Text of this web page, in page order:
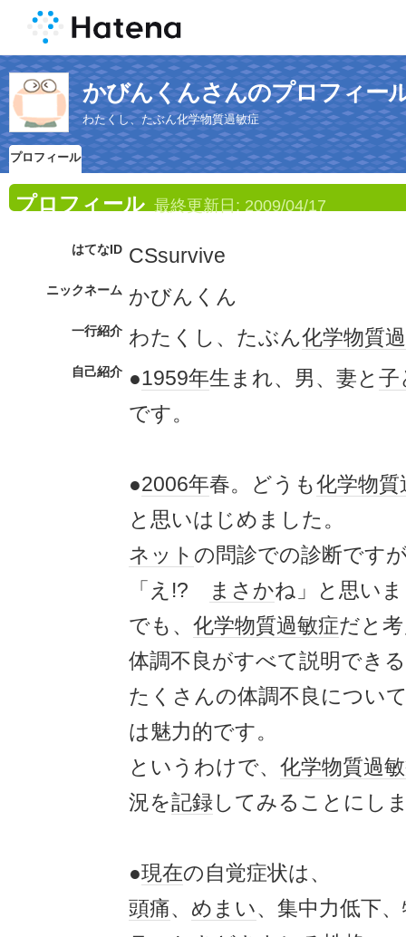
かびんくんさんのプロフィー
わたくし、たぶん化学物質過敏症
プロフィール
プロフィール 最終更新日: 2009/04/17
はてなID CSsurvive
ニックネーム かびんくん
一行紹介 わたくし、たぶん化学物質
自己紹介 ●1959年生まれ、男、妻と 子
です。
●2006年春。どうも化学物質
と思いはじめました。
ネット の問診での診断です
「え!?
まさかね」と思い
でも、 化学物質過敏症だと
体調不良がすべて説明でき
たくさんの体調不良につい
は魅力的です。
というわけで、 化学物質過
況を記録してみることにし
●現在の自覚症状は、
頭痛、 めまい、集中力低下